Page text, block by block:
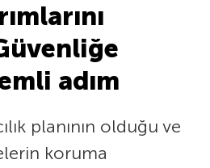
adım
planının olduğu ve
koruma